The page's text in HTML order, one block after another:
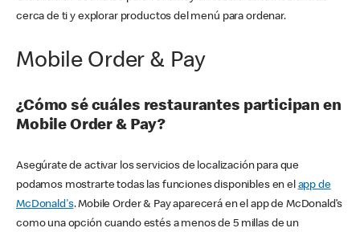
cerca de ti y explorar productos del menú para ordenar.
Mobile Order & Pay
¿Cómo sé cuáles restaurantes participan en
Mobile Order & Pay?
Asegúrate de activar los servicios de localización para que
podamos mostrarte todas las funciones disponibles en el app de
McDonald's. Mobile Order & Pay aparecerá en el app de McDonald’s
como una opción cuando estés a menos de 5 millas de un